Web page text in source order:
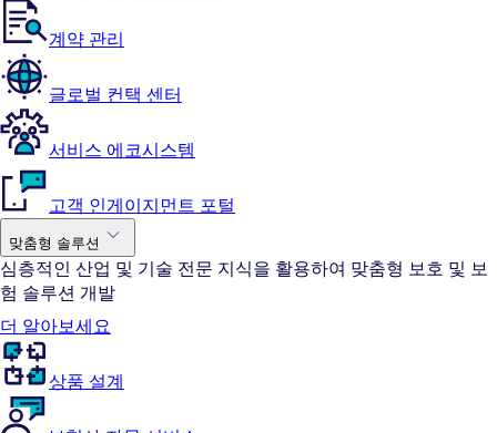
계약 관리
글로벌 컨택 센터
서비스 에코시스템
고객 인게이지먼트 포털
맞춤형 솔루션
심층적인 산업 및 기술 전문 지식을 활용하여 맞춤형 보호 및 보
험 솔루션 개발
더 알아보세요
상품 설계